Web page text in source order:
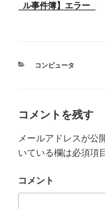
ル事件簿】エラー
た)ox0000005)等
カ
ー
コンピュータ
コメントを残す
メールアドレスが公
いている欄は必須項
コメント